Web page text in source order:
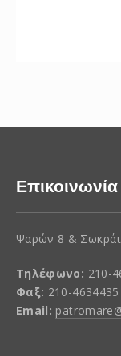
Επικοινωνία
Ψαρών 8 &
Τηλέφωνο: 210-
Φαξ: 210-4634435
Email: